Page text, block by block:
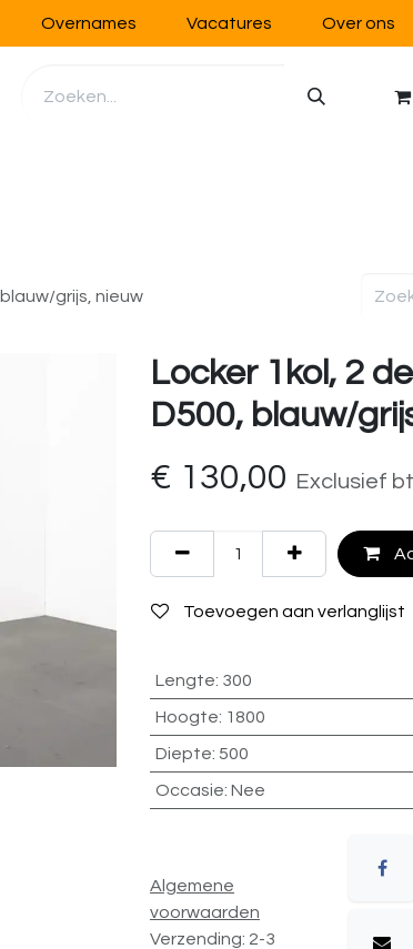
Overnames Vacatures Over ons
grijs, nieuw
Locker 1kol, 2
D500, blauw/
€ 130,00 Exclusief
Toevoegen aan verlanglijst
Lengte: 300
Hoogte: 1800
Diepte: 500
Occasie: Nee
Algemene
voorwaarden
Verzending: 2-3